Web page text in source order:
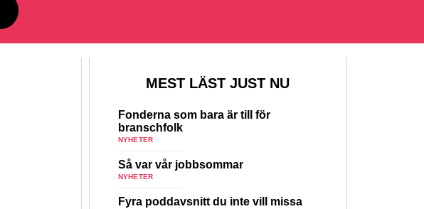
MEST LÄST JUST NU
Fonderna som bara är till för
branschfolk
NYHETER
Så var vår jobbsommar
NYHETER
Fyra poddavsnitt du inte vill missa